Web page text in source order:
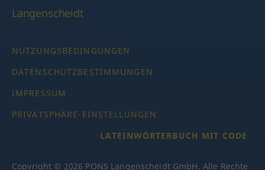
Langenscheidt
NUTZUNGSBEDINGUNGEN
DATENSCHUTZBESTIMMUNGEN
IMPRESSUM
PRIVATSPHÄRE-EINSTELLUNGEN
LATEINWÖRTERBUCH MIT CODE
Copyright © 2026 PONS Langenscheidt GmbH, Alle Rechte